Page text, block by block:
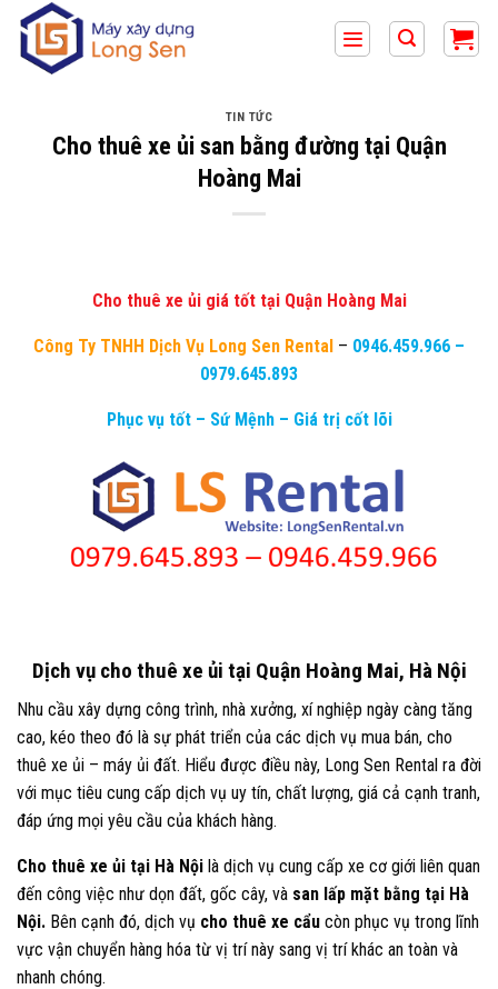
qua
TIN TỨC
Cho thuê xe ủi san bằng đường tại Quận
Hoàng Mai
Cho thuê xe ủi giá tốt tại Quận Hoàng Mai
Công Ty TNHH Dịch Vụ Long Sen Rental – 0946.459.966 –
0979.645.893
Phục vụ tốt – Sứ Mệnh – Giá trị cốt lõi
Dịch vụ cho thuê xe ủi tại Quận Hoàng Mai, Hà Nội
Nhu cầu xây dựng công trình, nhà xưởng, xí nghiệp ngày càng tăng
cao, kéo theo đó là sự phát triển của các dịch vụ mua bán, cho
thuê xe ủi – máy ủi đất. Hiểu được điều này, Long Sen Rental ra đời
với mục tiêu cung cấp dịch vụ uy tín, chất lượng, giá cả cạnh tranh,
đáp ứng mọi yêu cầu của khách hàng.
Cho thuê xe ủi tại Hà Nội là dịch vụ cung cấp xe cơ giới liên quan
đến công việc như dọn đất, gốc cây, và san lấp mặt bằng tại Hà
Nội. Bên cạnh đó, dịch vụ cho thuê xe cẩu còn phục vụ trong lĩnh
vực vận chuyển hàng hóa từ vị trí này sang vị trí khác an toàn và
nhanh chóng.